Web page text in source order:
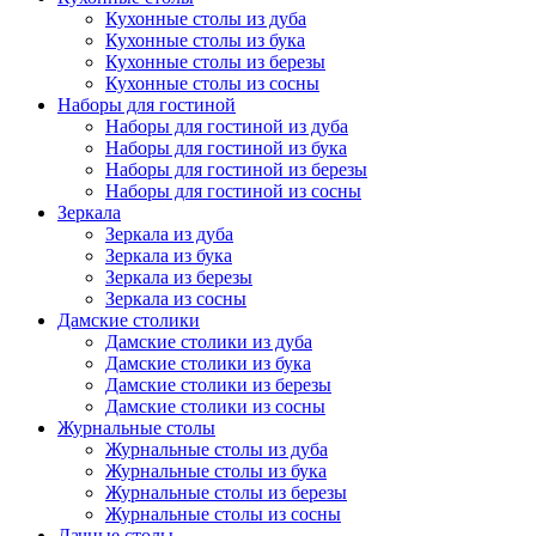
Кухонные столы из дуба
Кухонные столы из бука
Кухонные столы из березы
Кухонные столы из сосны
Наборы для гостиной
Наборы для гостиной из дуба
Наборы для гостиной из бука
Наборы для гостиной из березы
Наборы для гостиной из сосны
Зеркала
Зеркала из дуба
Зеркала из бука
Зеркала из березы
Зеркала из сосны
Дамские столики
Дамские столики из дуба
Дамские столики из бука
Дамские столики из березы
Дамские столики из сосны
Журнальные столы
Журнальные столы из дуба
Журнальные столы из бука
Журнальные столы из березы
Журнальные столы из сосны